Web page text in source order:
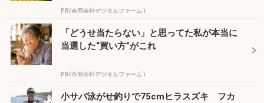
PR(合同会社デジタルファーム )
「どうせ当たらない」と思ってた私が本当に
当選した“買い方”がこれ
PR(合同会社デジタルファーム )
小サバ泳がせ釣りで75cmヒラスズキ フカ